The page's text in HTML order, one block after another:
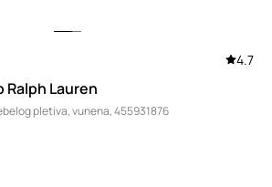
4.7
Ralph Lauren
pletiva, vunena, 455931876